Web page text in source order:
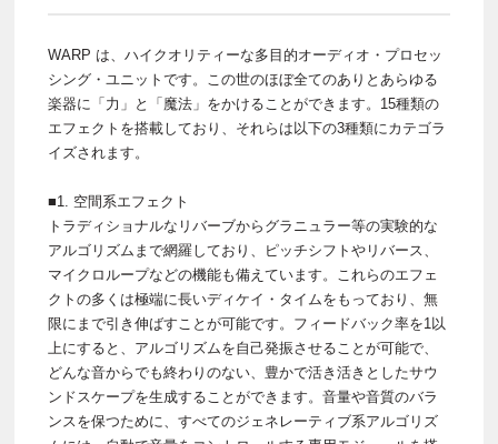
WARP は、ハイクオリティーな多目的オーディオ・プロセッ
シング・ユニットです。この世のほぼ全てのありとあらゆる
楽器に「力」と「魔法」をかけることができます。15種類の
エフェクトを搭載しており、それらは以下の3種類にカテゴラ
イズされます。
■1. 空間系エフェクト
トラディショナルなリバーブからグラニュラー等の実験的な
アルゴリズムまで網羅しており、ピッチシフトやリバース、
マイクロループなどの機能も備えています。これらのエフェ
クトの多くは極端に長いディケイ・タイムをもっており、無
限にまで引き伸ばすことが可能です。フィードバック率を1以
上にすると、アルゴリズムを自己発振させることが可能で、
どんな音からでも終わりのない、豊かで活き活きとしたサウ
ンドスケープを生成することができます。音量や音質のバラ
ンスを保つために、すべてのジェネレーティブ系アルゴリズ